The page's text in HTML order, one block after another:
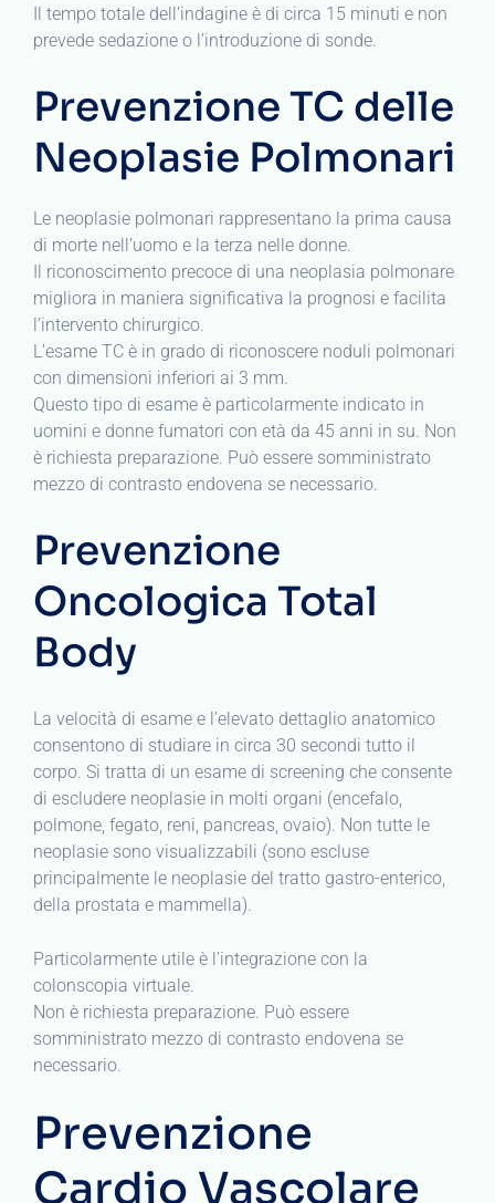
Il tempo totale dell’indagine è di circa 15 minuti e non
prevede sedazione o l’introduzione di sonde.
Prevenzione TC delle
Neoplasie Polmonari
Le neoplasie polmonari rappresentano la prima causa
di morte nell’uomo e la terza nelle donne.
Il riconoscimento precoce di una neoplasia polmonare
migliora in maniera significativa la prognosi e facilita
l’intervento chirurgico.
L’esame TC è in grado di riconoscere noduli polmonari
con dimensioni inferiori ai 3 mm.
Questo tipo di esame è particolarmente indicato in
uomini e donne fumatori con età da 45 anni in su. Non
è richiesta preparazione. Può essere somministrato
mezzo di contrasto endovena se necessario.
Prevenzione
Oncologica Total
Body
La velocità di esame e l’elevato dettaglio anatomico
consentono di studiare in circa 30 secondi tutto il
corpo. Si tratta di un esame di screening che consente
di escludere neoplasie in molti organi (encefalo,
polmone, fegato, reni, pancreas, ovaio). Non tutte le
neoplasie sono visualizzabili (sono escluse
principalmente le neoplasie del tratto gastro-enterico,
della prostata e mammella).
Particolarmente utile è l’integrazione con la
colonscopia virtuale.
Non è richiesta preparazione. Può essere
somministrato mezzo di contrasto endovena se
necessario.
Prevenzione
Cardio Vascolare